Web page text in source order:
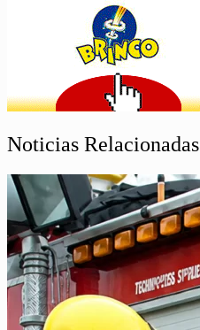
Noticias Relacionadas